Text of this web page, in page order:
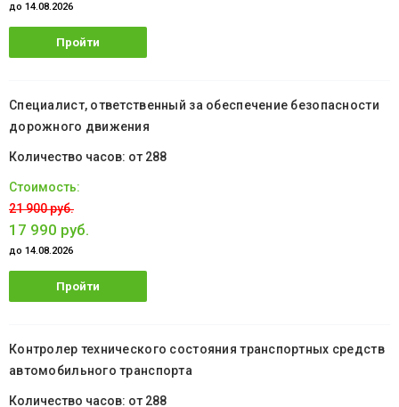
до 14.08.2026
Пройти
Специалист, ответственный за обеспечение безопасности
дорожного движения
от 288
21 900 руб.
17 990 руб.
до 14.08.2026
Пройти
Контролер технического состояния транспортных средств
автомобильного транспорта
от 288